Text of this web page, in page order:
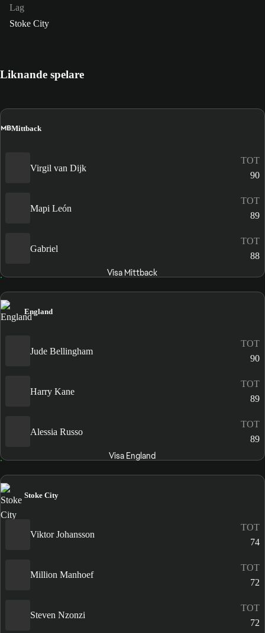
Lag
Stoke City
Liknande spelare
MBMittback
Virgil van Dijk
TOT
90
Mapi León
TOT
89
Gabriel
TOT
88
Visa Mittback
England
Jude Bellingham
TOT
90
Harry Kane
TOT
89
Alessia Russo
TOT
89
Visa England
Stoke City
Viktor Johansson
TOT
74
Million Manhoef
TOT
72
Steven Nzonzi
TOT
72